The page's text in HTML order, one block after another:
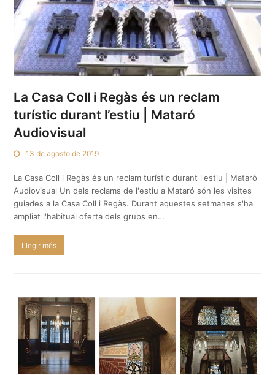
La Casa Coll i Regàs és un reclam
turístic durant l’estiu | Mataró
Audiovisual
13 de agosto de 2019
La Casa Coll i Regàs és un reclam turístic durant l'estiu | Mataró
Audiovisual Un dels reclams de l'estiu a Mataró són les visites
guiades a la Casa Coll i Regàs. Durant aquestes setmanes s'ha
ampliat l'habitual oferta dels grups en…
Llegir més